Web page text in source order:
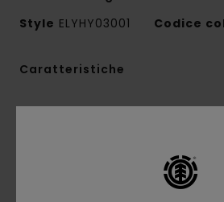
Style ELYHY03001 Codice
Caratteristiche
Tessuto:semplice tessuto
vestibilità
patta con bottoni